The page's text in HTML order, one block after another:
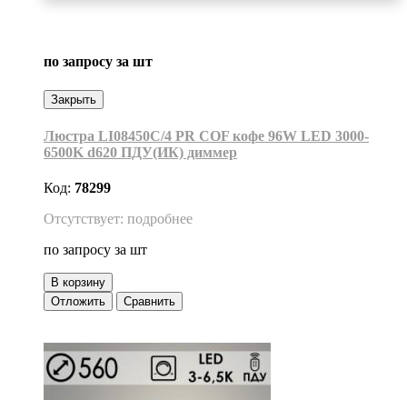
по запросу за шт
Закрыть
Люстра LI08450C/4 PR COF кофе 96W LED 3000-
6500K d620 ПДУ(ИК) диммер
Код: 78299
Отсутствует: подробнее
по запросу за шт
В корзину
Отложить
Сравнить